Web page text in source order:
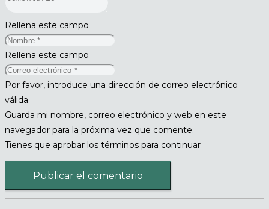
Rellena este campo
Rellena este campo
Por favor, introduce una dirección de correo electrónico
válida.
Guarda mi nombre, correo electrónico y web en este
navegador para la próxima vez que comente.
Tienes que aprobar los términos para continuar
Publicar el comentario